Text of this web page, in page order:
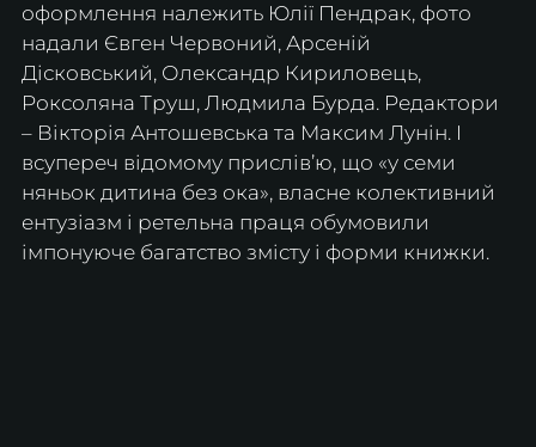
оформлення належить Юлії Пендрак, фото
надали Євген Червоний, Арсеній
Дісковський, Олександр Кириловець,
Роксоляна Труш, Людмила Бурда. Редактори
– Вікторія Антошевська та Максим Лунін. І
всупереч відомому прислів’ю, що «у семи
няньок дитина без ока», власне колективний
ентузіазм і ретельна праця обумовили
імпонуюче багатство змісту і форми книжки.